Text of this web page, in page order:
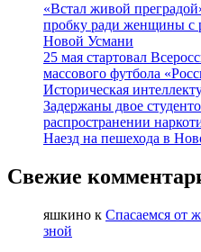
концерт
«Встал живой
пробку ради женщины с
Новой Усмани
25 мая стартовал
массового футбола
Историческая
Задержаны двое
распространении
Наезд на пешехода в
Свежие
яшкино к Спасаемся от
зной